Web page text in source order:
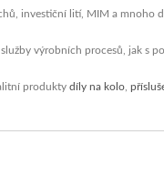
investiční lití, MIM a mnoho
výrobních procesů, jak s
produkty díly na kolo